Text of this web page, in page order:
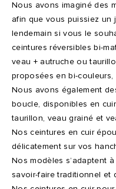
Nous avons imaginé des
afin que vous puissiez un
lendemain si vous le
ceintures réversibles bi-
veau + autruche ou
proposées en bi-couleurs,
Nous avons également
boucle, disponibles en
taurillon, veau grainé et
Nos ceintures en cuir
délicatement sur vos
Nos modèles s’adaptent
savoir-faire traditionnel et